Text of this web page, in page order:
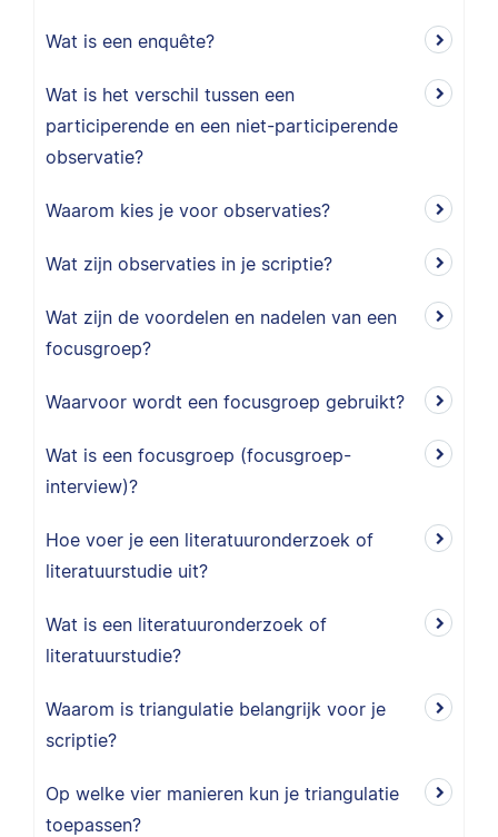
Wat is een enquête?
Wat is het verschil tussen een
participerende en een niet-participerende
observatie?
Waarom kies je voor observaties?
Wat zijn observaties in je scriptie?
Wat zijn de voordelen en nadelen van een
focusgroep?
Waarvoor wordt een focusgroep gebruikt?
Wat is een focusgroep (focusgroep-
interview)?
Hoe voer je een literatuuronderzoek of
literatuurstudie uit?
Wat is een literatuuronderzoek of
literatuurstudie?
Waarom is triangulatie belangrijk voor je
scriptie?
Op welke vier manieren kun je triangulatie
toepassen?